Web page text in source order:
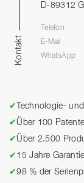
Kontakt
D-89312
Telefon
E-Mail
WhatsApp
✔
Technologie-
✔ Über 100
✔ Über 2.500
✔ 15 Jahre
✔98 % der